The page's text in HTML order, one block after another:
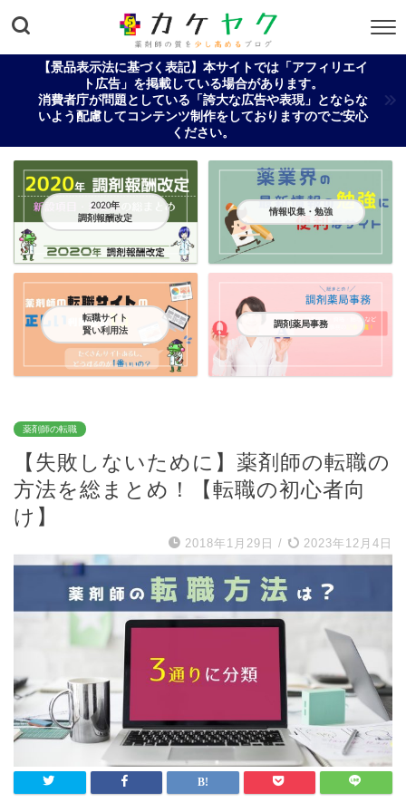
【景品表示法に基づく表記】本サイトでは「アフィリエイ
ト広告」を掲載している場合があります。
消費者庁が問題としている「誇大な広告や表現」とならな
いよう配慮してコンテンツ制作をしておりますのでご安心
ください。
2020年
調剤報酬改定
情報収集・勉強
転職サイト
賢い利用法
調剤薬局事務
薬剤師の転職
【失敗しないために】薬剤師の転職の
方法を総まとめ！【転職の初心者向
け】
2018年1月29日 / 2023年12月4日